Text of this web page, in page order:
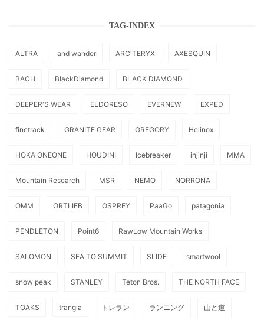
TAG-INDEX
ALTRA and wander ARC'TERYX AXESQUIN
BACH BlackDiamond BLACK DIAMOND
DEEPER'S WEAR ELDORESO EVERNEW EXPED
finetrack GRANITE GEAR GREGORY Helinox
HOKA ONEONE HOUDINI Icebreaker injinji MMA
Mountain Research MSR NEMO NORRONA
OMM ORTLIEB OSPREY PaaGo patagonia
PENDLETON Point6 RawLow Mountain Works
SALOMON SEA TO SUMMIT SLIDE smartwool
snow peak STANLEY Teton Bros. THE NORTH FACE
TOAKS trangia トレラン ランニング 山と道